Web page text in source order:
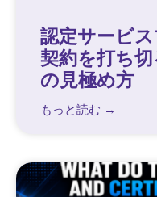
認定サービ
契約を打ち
の見極め方
もっと読む →